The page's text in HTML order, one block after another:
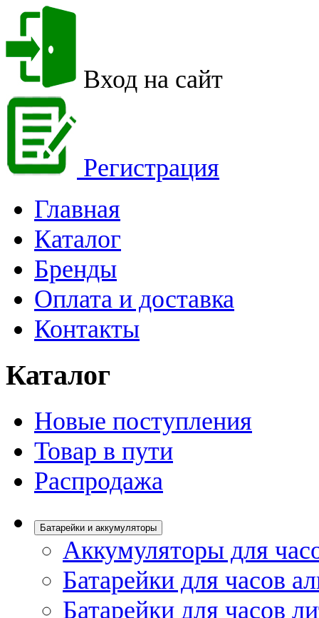
Вход на сайт
Регистрация
Главная
Каталог
Бренды
Оплата и доставка
Контакты
Каталог
Новые поступления
Товар в пути
Распродажа
Батарейки и аккумуляторы
Аккумуляторы для
Батарейки для часов
Батарейки для часов